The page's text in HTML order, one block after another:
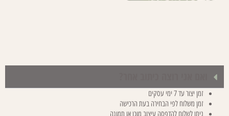
זמן יצור עד 7 ימי עסקים
זמן משלוח לפי הבחירה בעת הרכישה
ניתן לשלוח להדפסה עיצוב מוכן או תמונה